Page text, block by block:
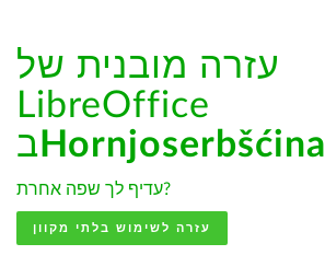
עזרה מובנית של
LibreOffice
ב Hornjoserbšćina
עדיף לך שפה אחרת?
עזרה לשימוש בלתי מקוון